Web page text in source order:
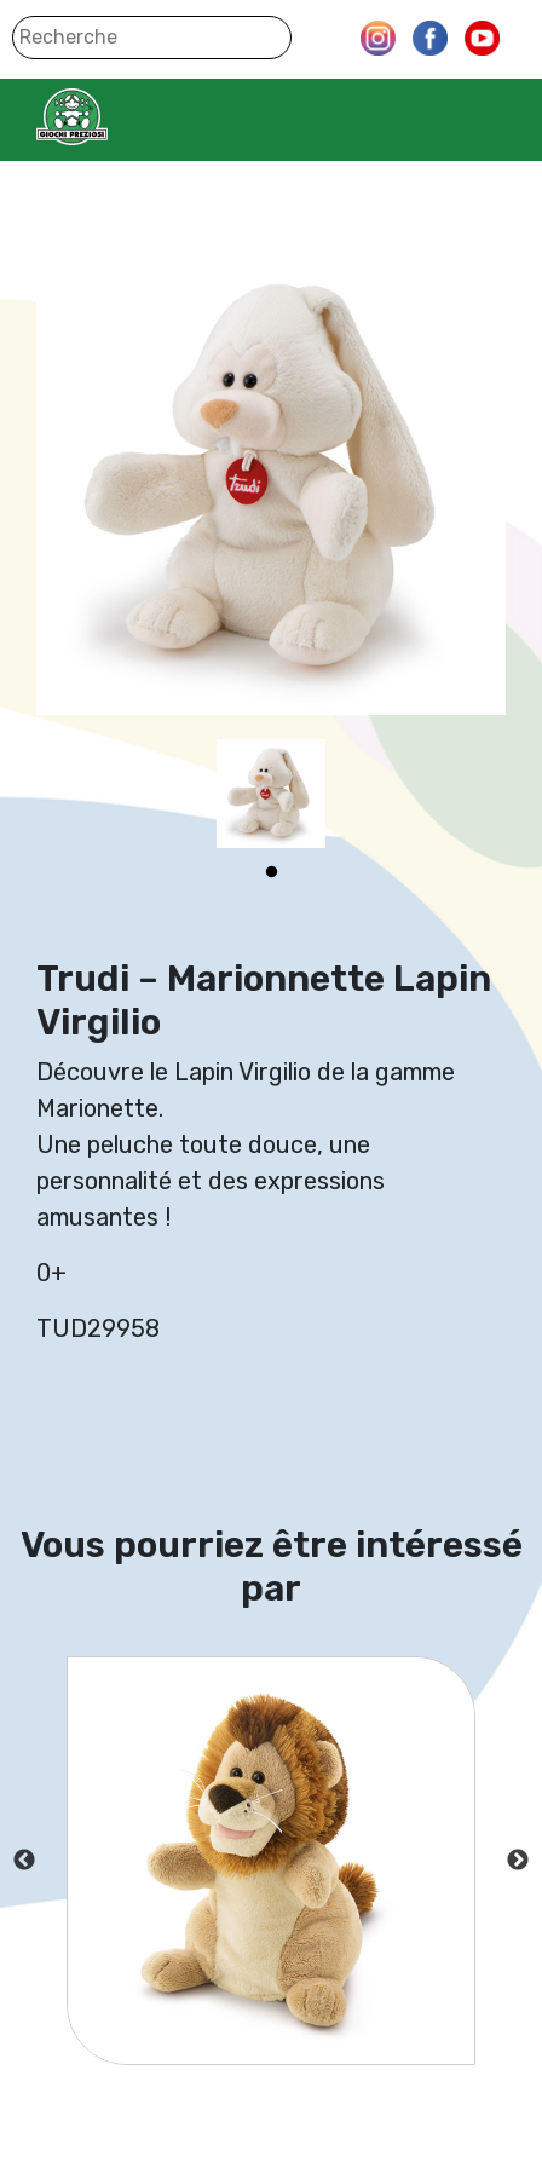
Trudi – Marionnette Lapin
Virgilio
Découvre le Lapin Virgilio de la gamme
Marionette.
Une peluche toute douce, une
personnalité et des expressions
amusantes !
0+
TUD29958
Vous pourriez être intéressé
par